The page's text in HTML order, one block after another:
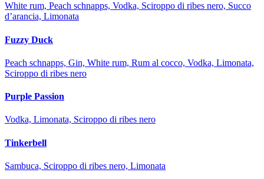
White rum, Peach schnapps, Vodka, Sciroppo di ribes nero, Succo
d’arancia, Limonata
Fuzzy Duck
Peach schnapps, Gin, White rum, Rum al cocco, Vodka, Limonata,
Sciroppo di ribes nero
Purple Passion
Vodka, Limonata, Sciroppo di ribes nero
Tinkerbell
Sambuca, Sciroppo di ribes nero, Limonata